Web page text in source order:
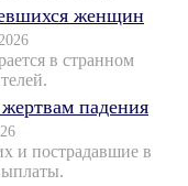
женщин
в странном
падения
и пострадавшие в